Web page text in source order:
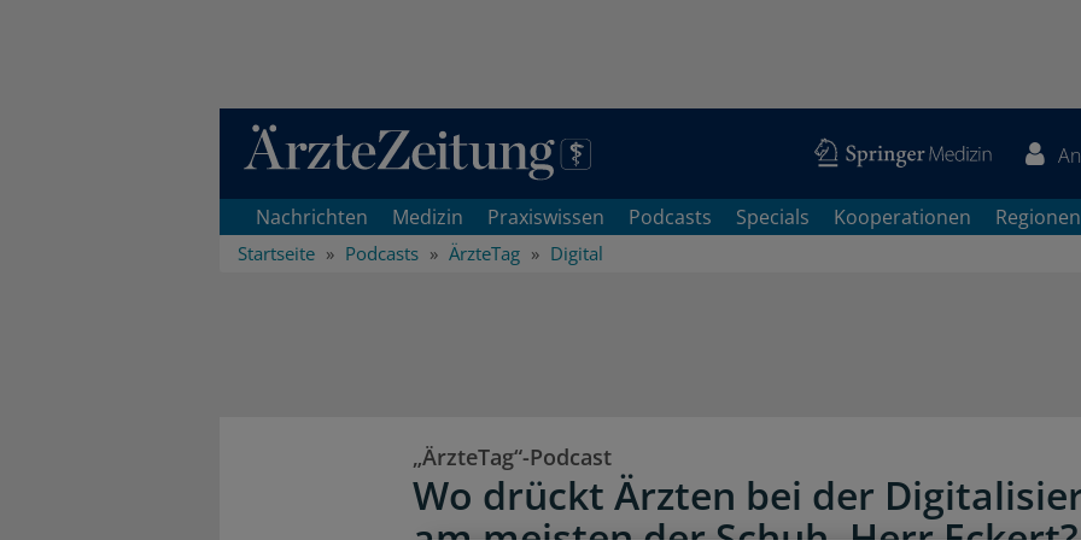
Direkt zum Inhaltsbereich
Nachrichten Medizin Praxiswissen Podcasts Specials Kooperationen Regionen
Startseite Podcasts ÄrzteTag Digital
„ÄrzteTag“-Podcast
Wo drückt Ärzten bei der